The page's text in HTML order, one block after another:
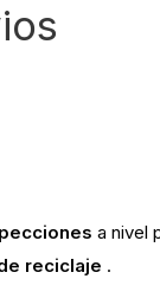
a nivel
reciclaje .